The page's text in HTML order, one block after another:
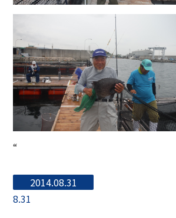
“
2014.08.31
8.31